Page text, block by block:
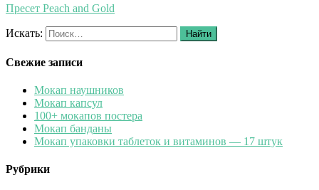
Пресет Peach and Gold
Искать: Найти
Свежие записи
Мокап наушников
Мокап капсул
100+ мокапов постера
Мокап банданы
Мокап упаковки таблеток и витаминов — 17 штук
Рубрики